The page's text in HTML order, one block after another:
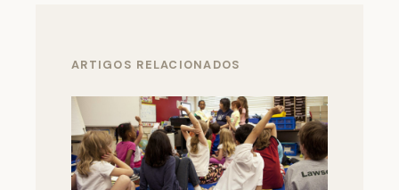
ARTIGOS RELACIONADOS